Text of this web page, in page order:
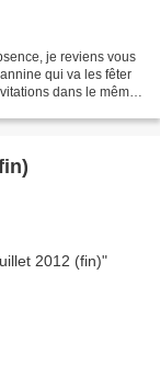
je reviens vous
qui va les fêter
dans le même